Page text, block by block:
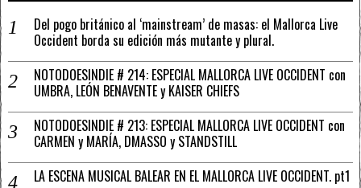
Del pogo británico al ‘mainstream’ de masas: el Mallorca Live
Occident borda su edición más mutante y plural.
NOTODOESINDIE # 214: ESPECIAL MALLORCA LIVE OCCIDENT con
UMBRA, LEÓN BENAVENTE y KAISER CHIEFS
NOTODOESINDIE # 213: ESPECIAL MALLORCA LIVE OCCIDENT con
CARMEN y MARÍA, DMASSO y STANDSTILL
LA ESCENA MUSICAL BALEAR EN EL MALLORCA LIVE OCCIDENT. pt1